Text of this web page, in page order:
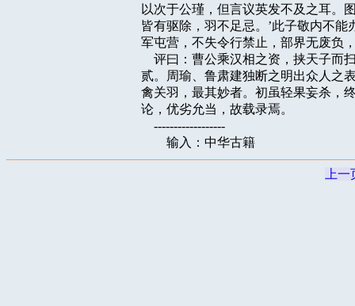
以次于公瑾，但言议英发不及之耳。
皆有驱除，羽不足忌。’此子敬内不
军屯营，不失令行禁止，部界无废负
评曰：曹公乘汉相之资，挟天子
贰。周瑜、鲁肃建独断之明出众人之
禽关羽，最其妙者。初虽轻果妄杀，
论，优劣允当，故载录焉。
    ------------------
上一